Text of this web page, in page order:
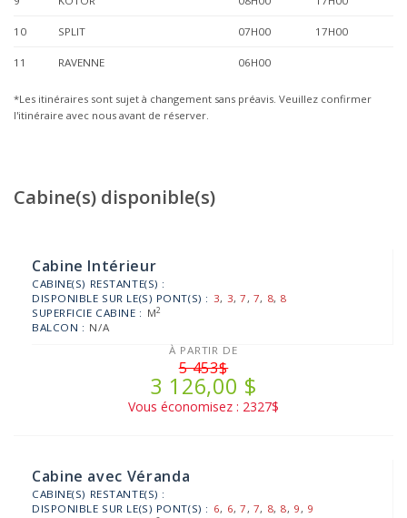
10 SPLIT 07H00 17H00
11 RAVENNE 06H00
*Les itinéraires sont sujet à changement sans préavis. Veuillez confirmer
l'itinéraire avec nous avant de réserver.
Cabine(s) disponible(s)
Cabine Intérieur
CABINE(S) RESTANTE(S) :
DISPONIBLE SUR LE(S) PONT(S) : 3, 3,7, 7, 8, 8
SUPERFICIE CABINE : M2
BALCON : N/A
À PARTIR DE
5 453$
3 126,00 $
Vous économisez : 2327$
Cabine avec Véranda
CABINE(S) RESTANTE(S) :
DISPONIBLE SUR LE(S) PONT(S) : 6, 6,7, 7, 8, 8, 9, 9